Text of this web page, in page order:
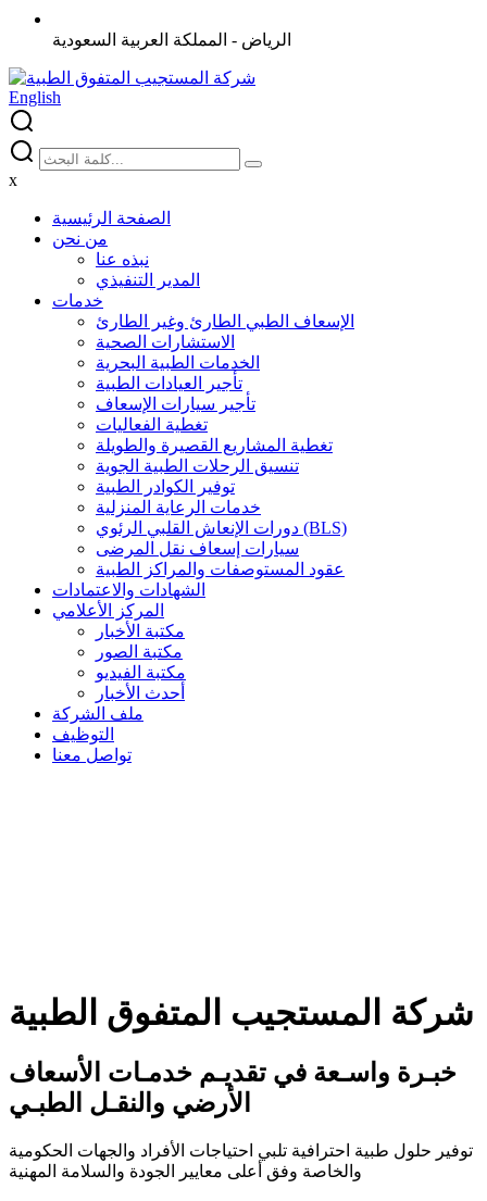
الرياض - المملكة العربية السعودية
English
x
الصفحة الرئيسية
من نحن
نبذه عنا
المدير التنفيذي
خدمات
الإسعاف الطبي الطارئ وغير الطارئ
الاستشارات الصحية
الخدمات الطبية البحرية
تأجير العيادات الطبية
تأجير سيارات الإسعاف
تغطية الفعاليات
تغطية المشاريع القصيرة والطويلة
تنسيق الرحلات الطبية الجوية
توفير الكوادر الطبية
خدمات الرعاية المنزلية
دورات الإنعاش القلبي الرئوي (BLS)
سيارات إسعاف نقل المرضى
عقود المستوصفات والمراكز الطبية
الشهادات والاعتمادات
المركز الأعلامي
مكتبة الأخبار
مكتبة الصور
مكتبة الفيديو
أحدث الأخبار
ملف الشركة
التوظيف
تواصل معنا
شركة المستجيب المتفوق الطبية
خبـرة واسـعة في تقديـم خدمـات الأسعاف
الأرضي والنقـل الطبـي
توفير حلول طبية احترافية تلبي احتياجات الأفراد والجهات الحكومية
والخاصة وفق أعلى معايير الجودة والسلامة المهنية